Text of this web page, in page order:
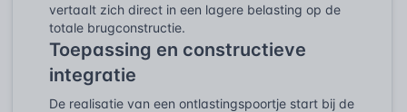
vertaalt zich direct in een lagere belasting op de
totale brugconstructie.
Toepassing en constructieve
integratie
De realisatie van een ontlastingspoortje start bij de